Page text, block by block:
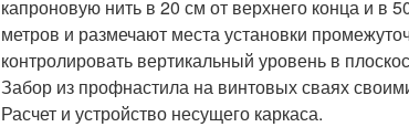
капроновую нить в 20 см от верхнего конца и в
метров и размечают места установки
контролировать вертикальный уровень в
Забор из профнастила на винтовых сваях
Расчет и устройство несущего каркаса.